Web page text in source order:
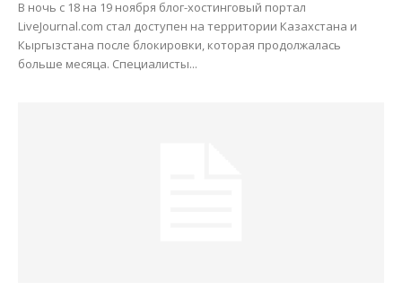
В ночь с 18 на 19 ноября блог-хостинговый портал
LiveJournal.com стал доступен на территории Казахстана и
Кыргызстана после блокировки, которая продолжалась
больше месяца. Специалисты...